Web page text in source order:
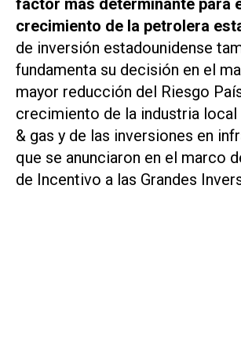
factor más determinante para
crecimiento de la petrolera
de inversión estadounidense
fundamenta su decisión en el
mayor reducción del Riesgo
crecimiento de la industria local
& gas y de las inversiones en
que se anunciaron en el marco
de Incentivo a las Grandes